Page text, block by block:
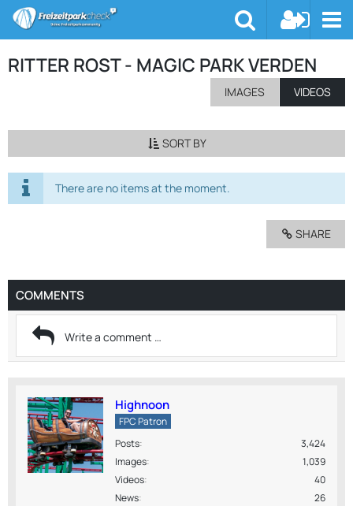
RITTER ROST - MAGIC PARK VERDEN
IMAGES VIDEOS
SORT BY
There are no items at the moment.
SHARE
COMMENTS
Highnoon
FPC Patron
Posts
3,424
Images
1,039
Videos
40
News
26